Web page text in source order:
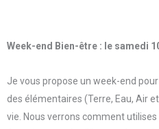
Week-end Bien-être : le samedi
Je vous propose un week-end
des élémentaires (Terre, Eau, Air
vie. Nous verrons comment